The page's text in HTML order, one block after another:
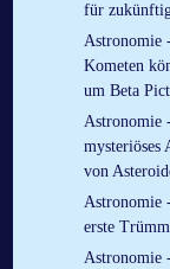
für
Astronomie
Kometen
um Beta
Astronomie
mysteriöses
von
Astronomie
erste
Astronomie